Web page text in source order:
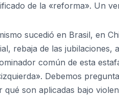
de la «reforma». Un
sucedió en Brasil, en
rebaja de las
común de esta
Debemos
qué son aplicadas bajo